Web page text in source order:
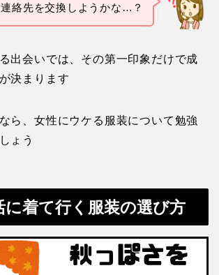
絡先を交換しようかな…？
出会いでは、その第一印象だけで成
決まります
ら、女性にウケる服装について勉強
ょう
に着て行く服装の選び方